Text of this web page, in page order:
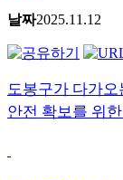
날짜2025.11.12
도봉구가 다가
안전 확보를 위